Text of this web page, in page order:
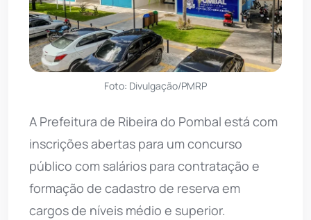
Foto: Divulgação/PMRP
A Prefeitura de Ribeira do Pombal está com
inscrições abertas para um concurso
público com salários para contratação e
formação de cadastro de reserva em
cargos de níveis médio e superior.